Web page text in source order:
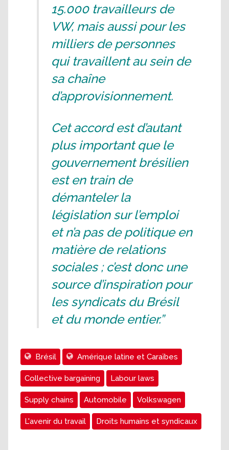
15.000 travailleurs de
VW, mais aussi pour les
milliers de personnes
qui travaillent au sein de
sa chaîne
d’approvisionnement.
Cet accord est d’autant
plus important que le
gouvernement brésilien
est en train de
démanteler la
législation sur l’emploi
et n’a pas de politique en
matière de relations
sociales ; c’est donc une
source d’inspiration pour
les syndicats du Brésil
et du monde entier.”
Brésil Amérique latine et Caraïbes
Collective bargaining Labour laws
Supply chains Automobile Volkswagen
L'avenir du travail Droits humains et syndicaux